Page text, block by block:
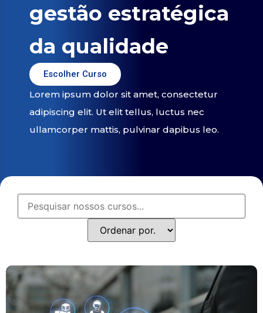
gestão estratégica
da qualidade
Escolher Curso
Lorem ipsum dolor sit amet, consectetur
adipiscing elit. Ut elit tellus, luctus nec
ullamcorper mattis, pulvinar dapibus leo.